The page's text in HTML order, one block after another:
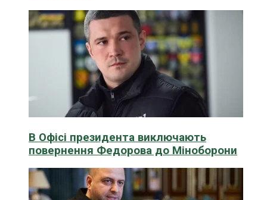
В Офісі президента виключають
повернення Федорова до Міноборони